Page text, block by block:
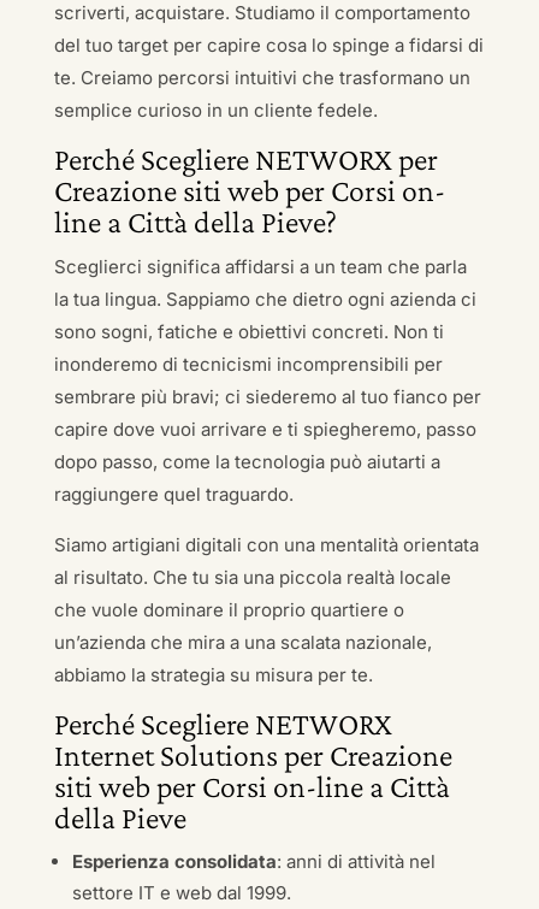
scriverti, acquistare. Studiamo il comportamento
del tuo target per capire cosa lo spinge a fidarsi di
te. Creiamo percorsi intuitivi che trasformano un
semplice curioso in un cliente fedele.
Perché Scegliere NETWORX per
Creazione siti web per Corsi on-
line a Città della Pieve?
Sceglierci significa affidarsi a un team che parla
la tua lingua. Sappiamo che dietro ogni azienda ci
sono sogni, fatiche e obiettivi concreti. Non ti
inonderemo di tecnicismi incomprensibili per
sembrare più bravi; ci siederemo al tuo fianco per
capire dove vuoi arrivare e ti spiegheremo, passo
dopo passo, come la tecnologia può aiutarti a
raggiungere quel traguardo.
Siamo artigiani digitali con una mentalità orientata
al risultato. Che tu sia una piccola realtà locale
che vuole dominare il proprio quartiere o
un’azienda che mira a una scalata nazionale,
abbiamo la strategia su misura per te.
Perché Scegliere NETWORX
Internet Solutions per Creazione
siti web per Corsi on-line a Città
della Pieve
Esperienza consolidata: anni di attività nel
settore IT e web dal 1999.